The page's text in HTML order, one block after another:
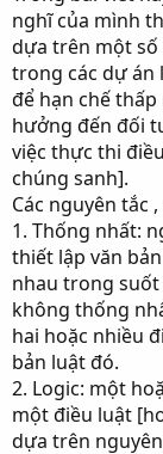
nghĩ của mình
dựa trên một
trong các dự án
để hạn chế thấp
hưởng đến đối
việc thực thi
chúng sanh].
Các nguyên tắc
1. Thống nhất:
thiết lập văn
nhau trong
không thống
hai hoặc nhiều
bản luật đó.
2. Logic: một
một điều luật
dựa trên